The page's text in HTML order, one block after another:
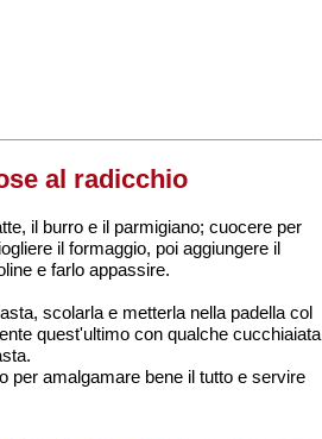
al radicchio
il burro e il parmigiano; cuocere per
il formaggio, poi aggiungere il
e farlo appassire.
scolarla e metterla nella padella col
quest'ultimo con qualche cucchiaiata
per amalgamare bene il tutto e servire